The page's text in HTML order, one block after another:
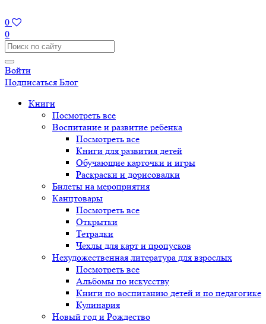
0
0
Войти
Подписаться Блог
Книги
Посмотреть все
Воспитание и развитие ребенка
Посмотреть все
Книги для развития детей
Обучающие карточки и игры
Раскраски и дорисовалки
Билеты на мероприятия
Канцтовары
Посмотреть все
Открытки
Тетрадки
Чехлы для карт и пропусков
Нехудожественная литература для взрослых
Посмотреть все
Альбомы по искусству
Книги по воспитанию детей и по педагогике
Кулинария
Новый год и Рождество